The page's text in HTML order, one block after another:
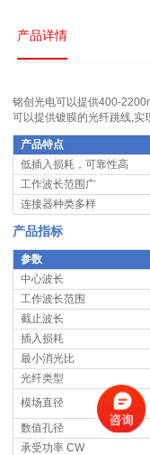
产品详情
铭创光电可以提供400-
可以提供镀膜的光纤跳线,实
产品特点
低插入损耗，可靠性高
工作波长范围广
连接器种类多样
产品指标
参数
中心波长
工作波长范围
截止波长
插入损耗
最小消光比
光纤类型
模场直径
数值孔径
承受功率 CW